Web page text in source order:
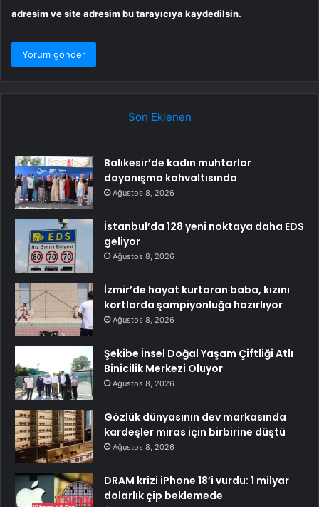
adresim ve site adresim bu tarayıcıya kaydedilsin.
Son Eklenen
Balıkesir’de kadın muhtarlar
dayanışma kahvaltısında
Ağustos 8, 2026
İstanbul’da 128 yeni noktaya daha EDS
geliyor
Ağustos 8, 2026
İzmir’de hayat kurtaran baba, kızını
kortlarda şampiyonluğa hazırlıyor
Ağustos 8, 2026
Şekibe İnsel Doğal Yaşam Çiftliği Atlı
Binicilik Merkezi Oluyor
Ağustos 8, 2026
Gözlük dünyasının dev markasında
kardeşler miras için birbirine düştü
Ağustos 8, 2026
DRAM krizi iPhone 18’i vurdu: 1 milyar
dolarlık çip beklemede